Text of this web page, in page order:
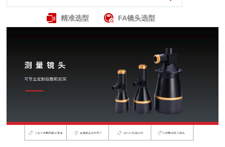
精准选型 FA镜头选型